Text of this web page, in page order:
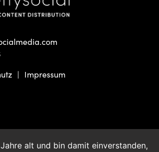
Impressum
alt und bin damit einverstanden,